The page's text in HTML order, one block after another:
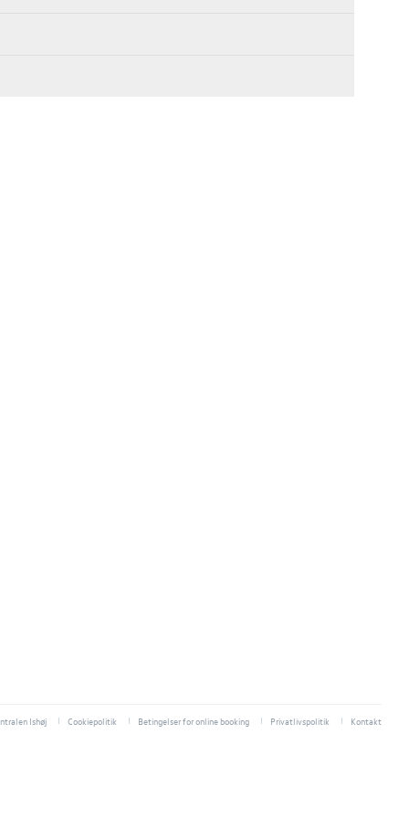
Ishøj Cookiepolitik Betingelser for online booking Privatlivspolitik Kontakt